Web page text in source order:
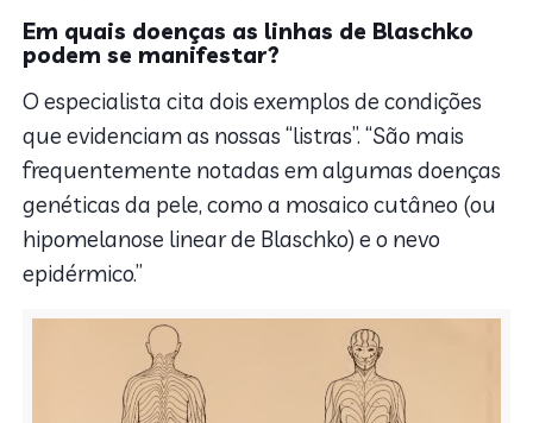
Em quais doenças as linhas de Blaschko
podem se manifestar?
O especialista cita dois exemplos de condições
que evidenciam as nossas “listras”. “São mais
frequentemente notadas em algumas doenças
genéticas da pele, como a mosaico cutâneo (ou
hipomelanose linear de Blaschko) e o nevo
epidérmico.”